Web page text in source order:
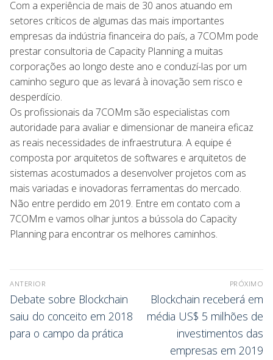
Com a experiência de mais de 30 anos atuando em
setores críticos de algumas das mais importantes
empresas da indústria financeira do país, a 7COMm pode
prestar consultoria de Capacity Planning a muitas
corporações ao longo deste ano e conduzí-las por um
caminho seguro que as levará à inovação sem risco e
desperdício.
Os profissionais da 7COMm são especialistas com
autoridade para avaliar e dimensionar de maneira eficaz
as reais necessidades de infraestrutura. A equipe é
composta por arquitetos de softwares e arquitetos de
sistemas acostumados a desenvolver projetos com as
mais variadas e inovadoras ferramentas do mercado.
Não entre perdido em 2019. Entre em contato com a
7COMm e vamos olhar juntos a bússola do Capacity
Planning para encontrar os melhores caminhos.
ANTERIOR
Debate sobre Blockchain
saiu do conceito em 2018
para o campo da prática
PRÓXIMO
Blockchain receberá em
média US$ 5 milhões de
investimentos das
empresas em 2019